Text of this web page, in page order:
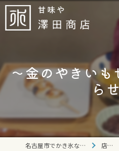
〜金のやきい
ら
名古屋市でかき氷なら甘味や 澤田商店 店舗情報